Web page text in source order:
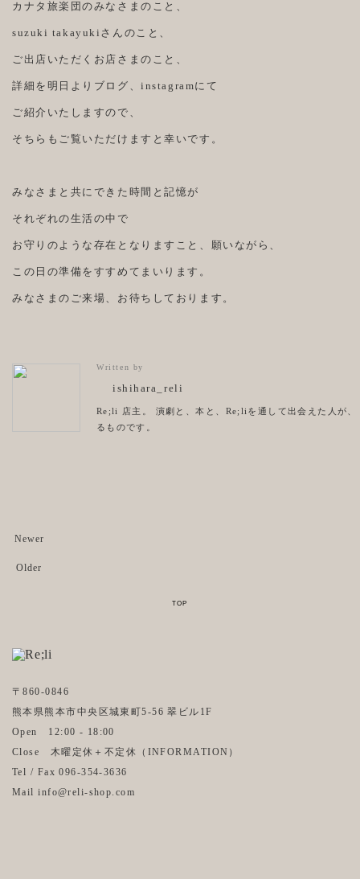
カナタ旅楽団のみなさまのこと、
suzuki takayukiさんのこと、
ご出店いただくお店さまのこと、
詳細を明日よりブログ、instagramにて
ご紹介いたしますので、
そちらもご覧いただけますと幸いです。
みなさまと共にできた時間と記憶が
それぞれの生活の中で
お守りのような存在となりますこと、願いながら、
この日の準備をすすめてまいります。
みなさまのご来場、お待ちしております。
Written by
ishihara_reli
Re;li 店主。 演劇と、本と、Re;liを通して出会えた人が
るものです。
Newer
Older
〒860-0846
熊本県熊本市中央区城東町5-56 翠ビル1F
Open 12:00 - 18:00
Close 木曜定休＋不定休（ INFORMATION ）
Tel / Fax 096-354-3636
Mail info@reli-shop.com